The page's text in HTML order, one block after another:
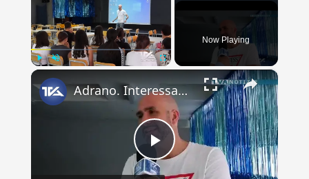
Now Playing
×
Play
Adrano. Interessante incontro al liceo “Verga” con il prof. Fabio Gamberini. Studenti del Linguistic